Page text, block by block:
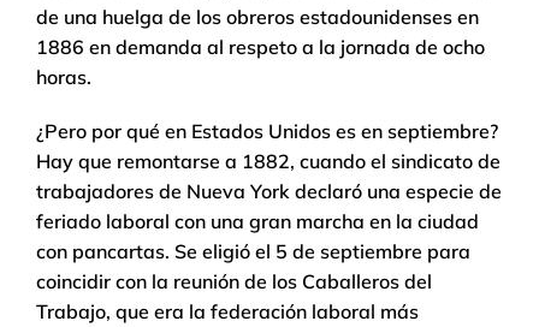
de una huelga de los obreros estadounidenses en
1886 en demanda al respeto a la jornada de ocho
horas.
¿Pero por qué en Estados Unidos es en septiembre?
Hay que remontarse a 1882, cuando el sindicato de
trabajadores de Nueva York declaró una especie de
feriado laboral con una gran marcha en la ciudad
con pancartas. Se eligió el 5 de septiembre para
coincidir con la reunión de los Caballeros del
Trabajo, que era la federación laboral más